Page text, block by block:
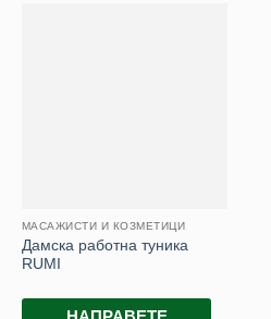
МАСАЖИСТИ И КОЗМЕТИЦИ
Дамска работна туника
RUMI